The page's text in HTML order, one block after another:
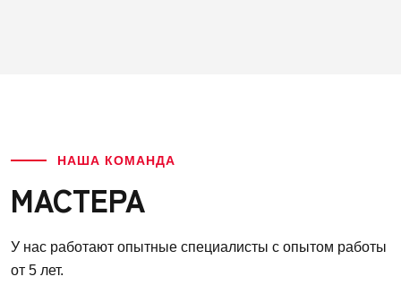
НАША КОМАНДА
МАСТЕРА
У нас работают опытные специалисты с опытом работы
от 5 лет.